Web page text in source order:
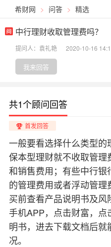
希财网 > 问答 > 精选
中行理财收取管理费吗？
提问人：袁礼艳 2020-10-16
我来回答
共1个顾问回答
首发回答
一般要看选择什么类型
保本型理财就不收取管
和销售费用；有些中行
的管理费用或者浮动管
买前查看产品说明书及
手机APP，点击财富，
明书，进去下载文档后
况。